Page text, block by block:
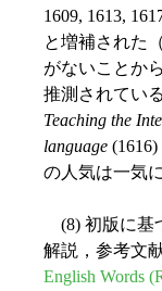
1609, 1613,
と増補された
がないことか
推測されてい
Teaching the
language
の人気は一気
(8) 初版に基
解説，参考文
English Words